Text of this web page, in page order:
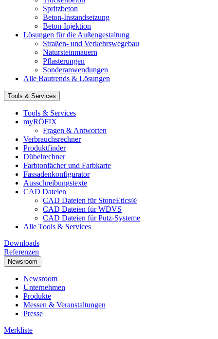
Spritzbeton
Beton-Instandsetzung
Beton-Injektion
Lösungen für die Außengestaltung
Straßen- und Verkehrswegebau
Natursteinmauern
Pflasterungen
Sonderanwendungen
Alle Bautrends & Lösungen
Tools & Services
Tools & Services
myRÖFIX
Fragen & Antworten
Verbrauchsrechner
Produktfinder
Dübelrechner
Farbtonfächer und Farbkarte
Fassadenkonfigurator
Ausschreibungstexte
CAD Dateien
CAD Dateien für StoneEtics®
CAD Dateien für WDVS
CAD Dateien für Putz-Systeme
Alle Tools & Services
Downloads
Referenzen
Newsroom
Newsroom
Unternehmen
Produkte
Messen & Veranstaltungen
Presse
Merkliste